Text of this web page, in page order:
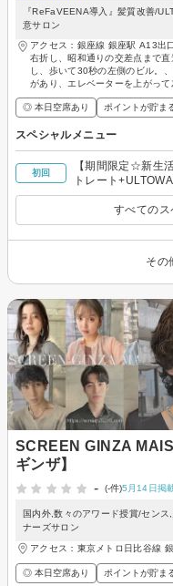
『ReFaVEENA導入』髪質改善/
意サロン
アクセス：銀座線 銀座駅 A13出
右折し、昭和通りの交差点まで
し、歩いて30秒の左側のビル。
があり、エレベーターを上がっ
◎ 本日空席あり ポイントが貯ま
スペシャルメニュー
初回
【期間限定☆新生
トレート
すべてのス
その
SCREEN GINZA
ギンザ】
-
(-件)5月14日掲
国内外,数々のアワード授賞/セン
ナーズサロン
アクセス：東京メトロ日比谷線
◎ 本日空席あり ポイントが貯ま